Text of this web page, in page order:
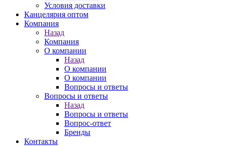
Условия доставки
Канцелярия оптом
Компания
Назад
Компания
О компании
Назад
О компании
О компании
Вопросы и ответы
Вопросы и ответы
Назад
Вопросы и ответы
Вопрос-ответ
Бренды
Контакты